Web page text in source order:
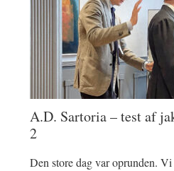
A.D. Sartoria – test af
2
Den store dag var oprunden.